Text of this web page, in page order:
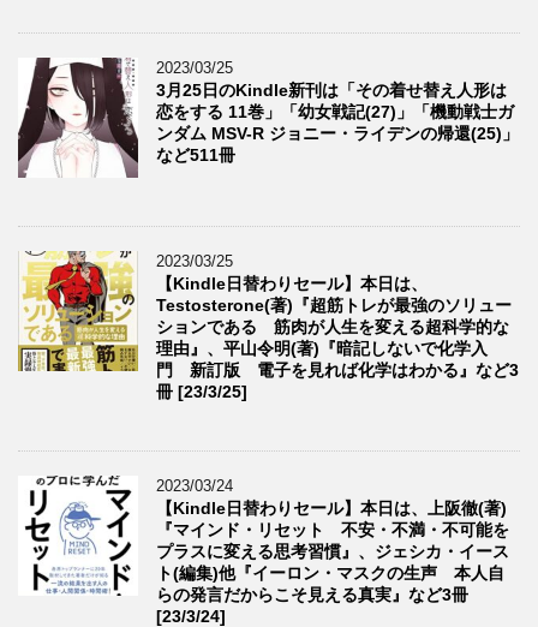
2023/03/25
3月25日のKindle新刊は「その着せ替え人形は
恋をする 11巻」「幼女戦記(27)」「機動戦士ガ
ンダム MSV-R ジョニー・ライデンの帰還(25)」
など511冊
2023/03/25
【Kindle日替わりセール】本日は、
Testosterone(著)『超筋トレが最強のソリュー
ションである 筋肉が人生を変える超科学的な
理由』、平山令明(著)『暗記しないで化学入
門 新訂版 電子を見れば化学はわかる』など3
冊 [23/3/25]
2023/03/24
【Kindle日替わりセール】本日は、上阪徹(著)
『マインド・リセット 不安・不満・不可能を
プラスに変える思考習慣』、ジェシカ・イース
ト(編集)他『イーロン・マスクの生声 本人自
らの発言だからこそ見える真実』など3冊
[23/3/24]